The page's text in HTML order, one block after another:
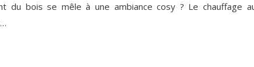
du bois se mêle à une ambiance cosy ? Le chauffage